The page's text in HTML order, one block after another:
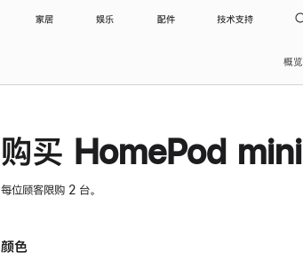
家居 娱乐 配件 技术支持
概览
购买 HomePod mini
每位顾客限购 2 台。
颜色